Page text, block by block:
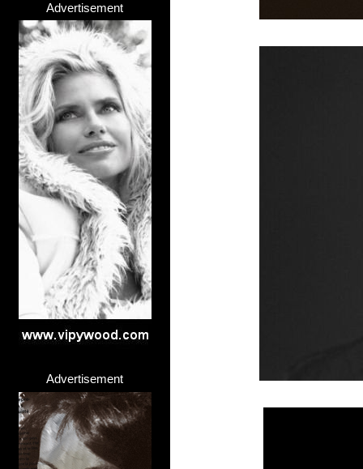
Advertisement
Advertisement